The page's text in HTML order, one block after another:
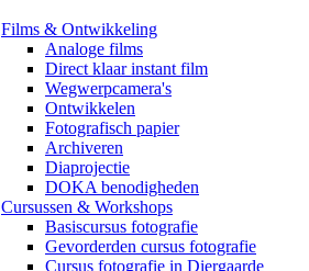
Films & Ontwikkeling
Analoge films
Direct klaar instant film
Wegwerpcamera's
Ontwikkelen
Fotografisch papier
Archiveren
Diaprojectie
DOKA benodigheden
Cursussen & Workshops
Basiscursus fotografie
Gevorderden cursus fotografie
Cursus fotografie in Diergaarde